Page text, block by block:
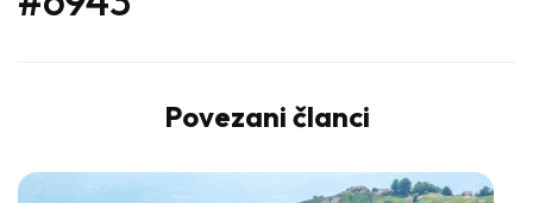
Povezani članci